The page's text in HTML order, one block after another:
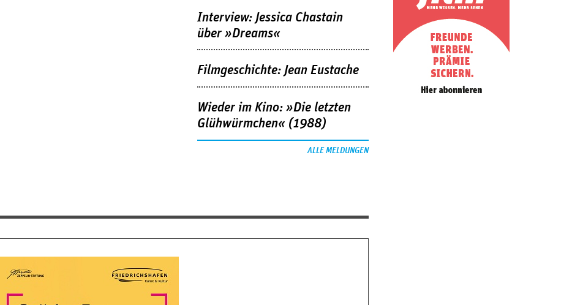
Interview: Jessica Chastain
über »Dreams«
Filmgeschichte: Jean Eustache
Wieder im Kino: »Die letzten
Glühwürmchen« (1988)
ALLE MELDUNGEN